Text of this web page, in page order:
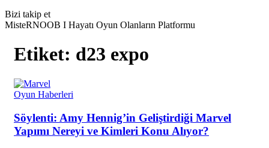
Bizi takip et
MisteRNOOB I Hayatı Oyun Olanların Platformu
Etiket: d23 expo
Oyun Haberleri
Söylenti: Amy Hennig’in Geliştirdiği Marvel
Yapımı Nereyi ve Kimleri Konu Alıyor?